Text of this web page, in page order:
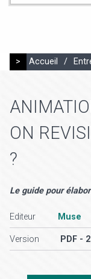
> Accueil /
ON
?
Le guide pour
Editeur Muse
Version PDF -